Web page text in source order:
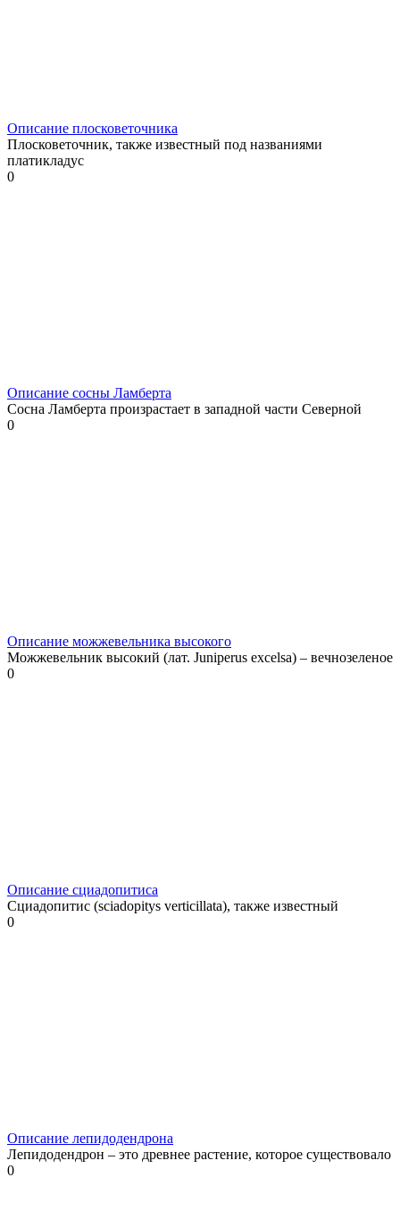
Описание плосковеточника
Плосковеточник, также известный под названиями
платикладус
0
Описание сосны Ламберта
Сосна Ламберта произрастает в западной части Северной
0
Описание можжевельника высокого
Можжевельник высокий (лат. Juniperus excelsa) – вечнозеленое
0
Описание сциадопитиса
Сциадопитис (sciadopitys verticillata), также известный
0
Описание лепидодендрона
Лепидодендрон – это древнее растение, которое существовало
0